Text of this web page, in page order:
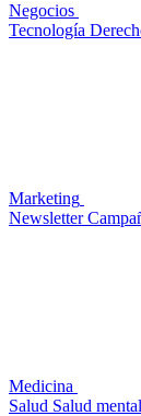
Negocios
Tecnología
Marketing
Newsletter
Medicina
Salud Salud mental